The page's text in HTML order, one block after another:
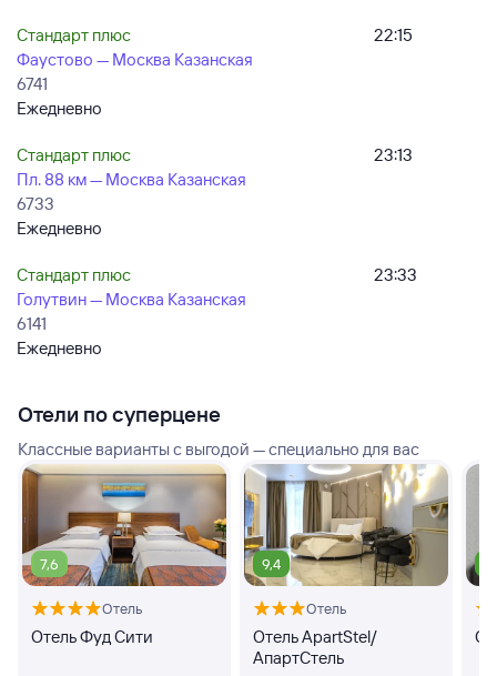
Стандарт плюс
Фаустово — Москва Казанская
6741
Ежедневно
22:15
Стандарт плюс
Пл. 88 км — Москва Казанская
6733
Ежедневно
23:13
Стандарт плюс
Голутвин — Москва Казанская
6141
Ежедневно
23:33
Отели по суперцене
Классные варианты с выгодой — специально для вас
7,6
Отель
Отель Фуд Сити
9,4
Отель
Отель ApartStel/
АпартСтель